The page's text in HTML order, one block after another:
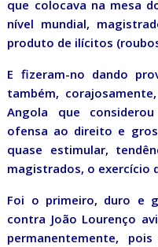
que colocava na mesa
nível mundial,
produto de ilícitos
E fizeram-no dando
também,
Angola que
ofensa ao direito e
quase estimular,
magistrados, o exercício
Foi o primeiro, duro e
contra João Lourenço
permanentemente,